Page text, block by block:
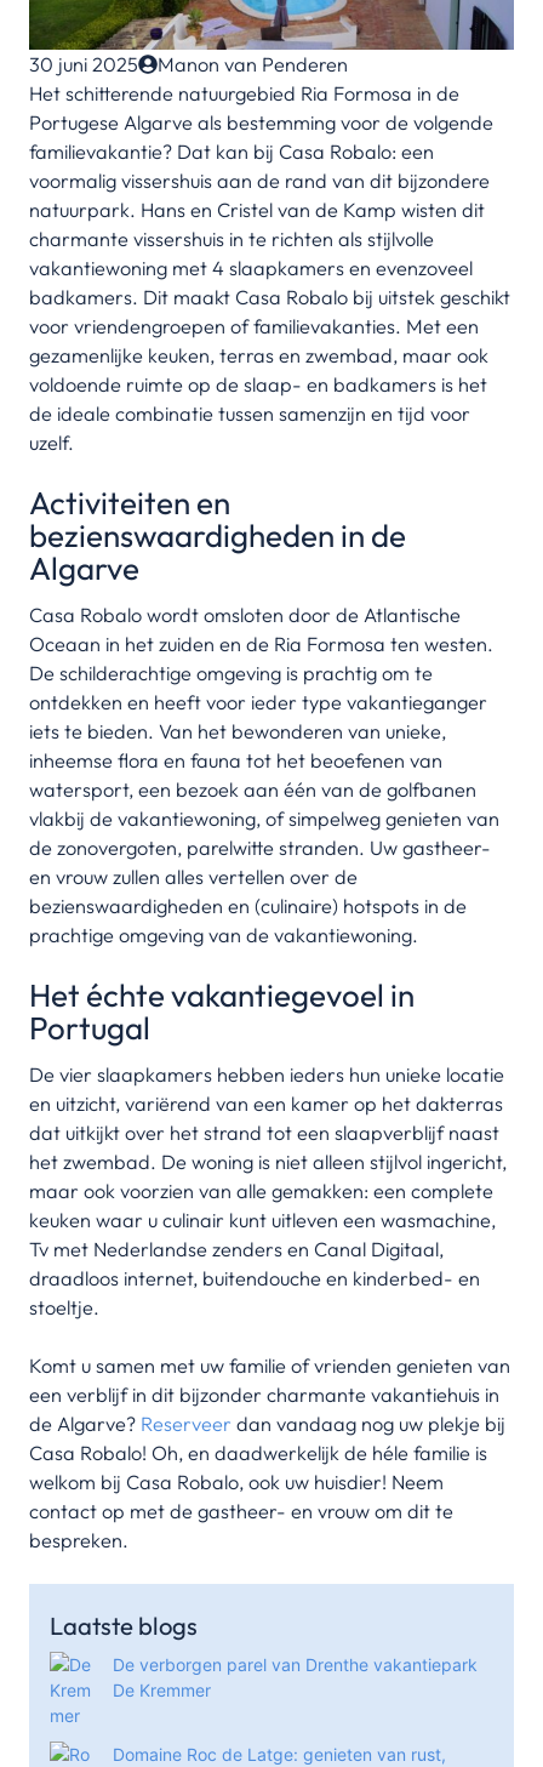
30 juni 2025
Manon van Penderen
Het schitterende natuurgebied Ria Formosa in de
Portugese Algarve als bestemming voor de volgende
familievakantie? Dat kan bij Casa Robalo: een
voormalig vissershuis aan de rand van dit bijzondere
natuurpark. Hans en Cristel van de Kamp wisten dit
charmante vissershuis in te richten als stijlvolle
vakantiewoning met 4 slaapkamers en evenzoveel
badkamers. Dit maakt Casa Robalo bij uitstek geschikt
voor vriendengroepen of familievakanties. Met een
gezamenlijke keuken, terras en zwembad, maar ook
voldoende ruimte op de slaap- en badkamers is het
de ideale combinatie tussen samenzijn en tijd voor
uzelf.
Activiteiten en
bezienswaardigheden in de
Algarve
Casa Robalo wordt omsloten door de Atlantische
Oceaan in het zuiden en de Ria Formosa ten westen.
De schilderachtige omgeving is prachtig om te
ontdekken en heeft voor ieder type vakantieganger
iets te bieden. Van het bewonderen van unieke,
inheemse flora en fauna tot het beoefenen van
watersport, een bezoek aan één van de golfbanen
vlakbij de vakantiewoning, of simpelweg genieten van
de zonovergoten, parelwitte stranden. Uw gastheer-
en vrouw zullen alles vertellen over de
bezienswaardigheden en (culinaire) hotspots in de
prachtige omgeving van de vakantiewoning.
Het échte vakantiegevoel in
Portugal
De vier slaapkamers hebben ieders hun unieke locatie
en uitzicht, variërend van een kamer op het dakterras
dat uitkijkt over het strand tot een slaapverblijf naast
het zwembad. De woning is niet alleen stijlvol ingericht,
maar ook voorzien van alle gemakken: een complete
keuken waar u culinair kunt uitleven een wasmachine,
Tv met Nederlandse zenders en Canal Digitaal,
draadloos internet, buitendouche en kinderbed- en
stoeltje.
Komt u samen met uw familie of vrienden genieten van
een verblijf in dit bijzonder charmante vakantiehuis in
de Algarve? Reserveer dan vandaag nog uw plekje bij
Casa Robalo! Oh, en daadwerkelijk de héle familie is
welkom bij Casa Robalo, ook uw huisdier! Neem
contact op met de gastheer- en vrouw om dit te
bespreken.
Laatste blogs
De verborgen parel van Drenthe vakantiepark
De Kremmer
Domaine Roc de Latge: genieten van rust,